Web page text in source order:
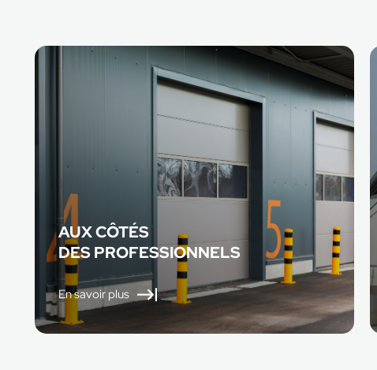
AUX CÔTÉS
DES PROFESSIONNELS
En savoir plus